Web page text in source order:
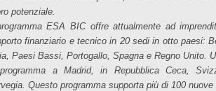
potenziale.
ESA BIC offre attualmente ad
finanziario e tecnico in 20 sedi in otto paesi:
Paesi Bassi, Portogallo, Spagna e Regno Unito.
a Madrid, in Repubblica Ceca,
Questo programma supporta più di 100 nuove